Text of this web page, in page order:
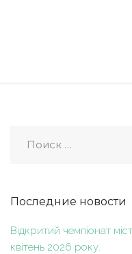
Последние новости
Відкритий чемпіонат
квітень 2026 року.